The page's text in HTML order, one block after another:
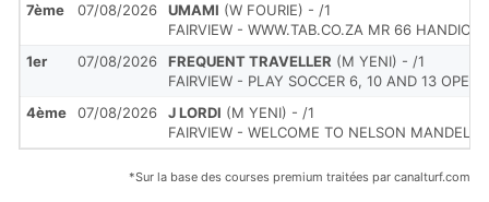
7ème
07/08/2026 UMAMI (W FOURIE) - /1
FAIRVIEW - WWW.TAB.CO.ZA MR 66 HANDICAP
1er
07/08/2026 FREQUENT TRAVELLER (M YENI) - /1
FAIRVIEW - PLAY SOCCER 6, 10 AND 13 OPEN
4ème
07/08/2026 J LORDI (M YENI) - /1
FAIRVIEW - WELCOME TO NELSON MANDELA
*Sur la base des courses premium traitées par canalturf.com